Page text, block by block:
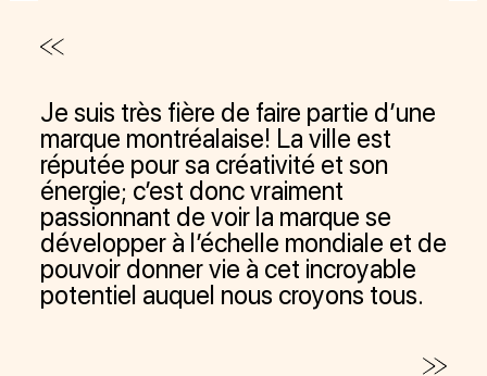
Je suis très fière de faire partie d’une
marque montréalaise! La ville est
réputée pour sa créativité et son
énergie; c’est donc vraiment
passionnant de voir la marque se
développer à l’échelle mondiale et de
pouvoir donner vie à cet incroyable
potentiel auquel nous croyons tous.